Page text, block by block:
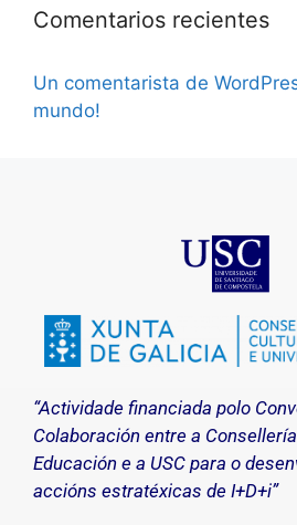
Comentarios recientes
Un comentarista de
mundo!
“Actividade financiada polo
Colaboración entre a
Educación e a USC para o
accións estratéxicas de I+D+i”